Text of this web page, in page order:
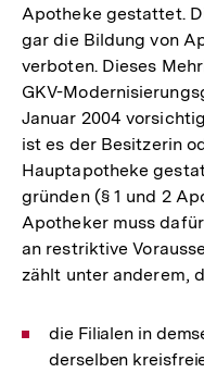
Apotheke gestattet.
gar die Bildung von
verboten. Dieses
GKV-
Januar 2004
ist es der Besitzerin
Hauptapotheke
gründen (§ 1 und 2
Apotheker muss
an restriktive
zählt unter anderem,
die Filialen in
derselben